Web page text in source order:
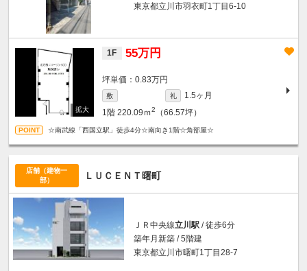
東京都立川市羽衣町1丁目6-10
1F 55万円
坪単価：0.83万円
敷 礼
1.5ヶ月
1階 220.09ｍ2 （66.57坪）
☆南武線「西国立駅」徒歩4分☆南向き1階☆角部屋☆
店舗（建物一
部）
ＬＵＣＥＮＴ曙町
ＪＲ中央線立川駅 / 徒歩6分
築年月新築 / 5階建
東京都立川市曙町1丁目28-7